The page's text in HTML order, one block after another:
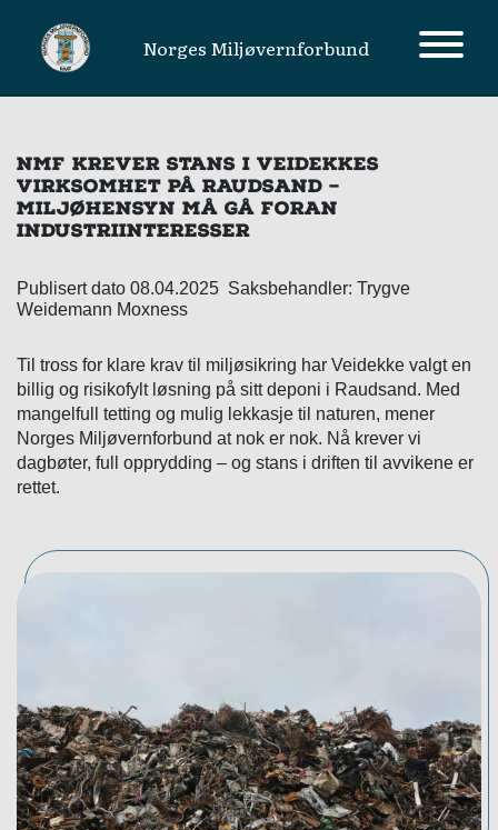
MAIN NAVIGATIONNorges Miljøvernforbund
NMF KREVER STANS I VEIDEKKES
VIRKSOMHET PÅ RAUDSAND –
MILJØHENSYN MÅ GÅ FORAN
INDUSTRIINTERESSER
Publisert dato 08.04.2025 Saksbehandler: Trygve
Weidemann Moxness
Til tross for klare krav til miljøsikring har Veidekke valgt en
billig og risikofylt løsning på sitt deponi i Raudsand. Med
mangelfull tetting og mulig lekkasje til naturen, mener
Norges Miljøvernforbund at nok er nok. Nå krever vi
dagbøter, full opprydding – og stans i driften til avvikene er
rettet.